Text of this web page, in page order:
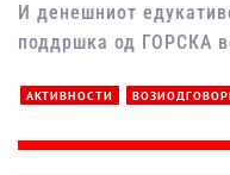
И денешниот
поддршка од ГОРСКА
АКТИВНОСТИ